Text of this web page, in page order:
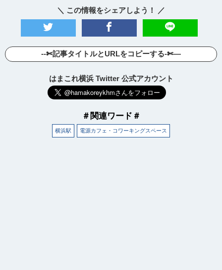
＼ この情報をシェアしよう！ ／
--✄記事タイトルとURLをコピーする-✄—
はまこれ横浜 Twitter 公式アカウント
＃関連ワード＃
横浜駅 電源カフェ・コワーキングスペース